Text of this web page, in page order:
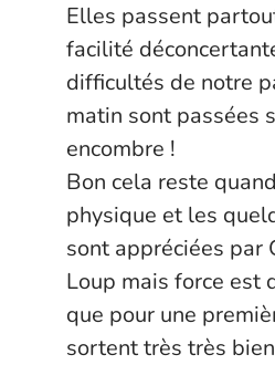
Elles passent
facilité
difficultés de notre
matin sont passées
encombre !
Bon cela reste
physique et les
sont appréciées par
Loup mais force est
que pour une
sortent très très